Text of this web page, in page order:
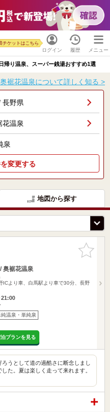
ログイン
チケットはこちら
履歴 メニュー
帰り温泉、スーパー銭湯おすすめ1選
奥裾花温泉について詳しく知る >
長野県
花温泉
泉
変更する
地図から探す
お気に入
りに追加
奥裾花温泉
ICより車、白馬駅より車で30分、長野
21:00
純温泉・単純泉
プランを見る
うとして道の過酷さに断念しまし
た。夏は楽しく走って来れます。